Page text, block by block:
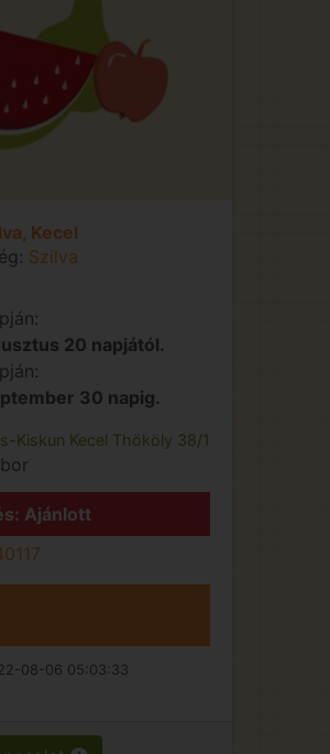
Kecel
Szilva
20 napjától.
30 napig.
Kiskun Kecel Thököly 38/1
Ajánlott
08-06 05:03:33